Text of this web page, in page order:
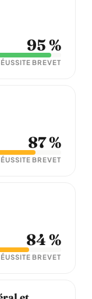
95 %
BREVET
87 %
BREVET
84 %
BREVET